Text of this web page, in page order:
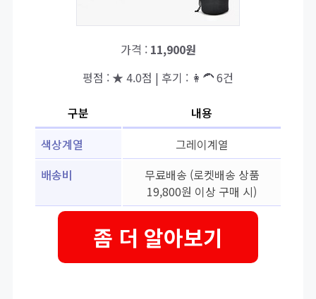
가격 : 11,900원
평점 : ★ 4.0점 | 후기 : 👩‍🦱 6건
구분
내용
색상계열
그레이계열
배송비
무료배송 (로켓배송 상품
19,800원 이상 구매 시)
좀 더 알아보기